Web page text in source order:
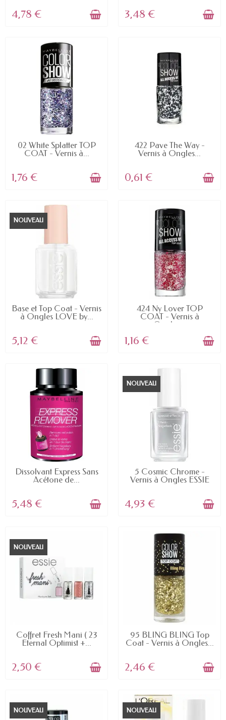
4,78 € 3,48 €
EN STOCK
02 White Splatter TOP
COAT - Vernis à...
1,76 €
EN STOCK
422 Pave The Way -
Vernis à Ongles...
0,61 €
NOUVEAU
EN STOCK
Base et Top Coat - Vernis
à Ongles LOVE by...
5,12 €
EN STOCK
424 Ny Lover TOP
COAT - Vernis à
Ongles...
1,16 €
EN STOCK
Dissolvant Express Sans
Acétone de...
5,48 €
NOUVEAU
EN STOCK
5 Cosmic Chrome -
Vernis à Ongles ESSIE
4,93 €
NOUVEAU
EN STOCK
Coffret Fresh Mani ( 23
Eternal Optimist +...
2,50 €
EN STOCK
95 BLING BLING Top
Coat - Vernis à Ongles...
2,46 €
NOUVEAU NOUVEAU